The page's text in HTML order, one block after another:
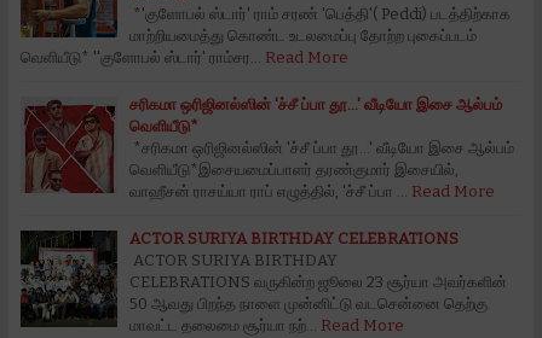
*'குளோபல் ஸ்டார்' ராம் சரண் 'பெத்தி'( Peddi) படத்திற்காக
மாற்றியமைத்து கொண்ட உடலமைப்பு தோற்ற புகைப்படம்
வெளியீடு* ''குளோபல் ஸ்டார்' ராம்சர…
Read More
சரிகமா ஒரிஜினல்ஸின் 'ச்சீ ப்பா தூ...' வீடியோ இசை ஆல்பம்
வெளியீடு*
*சரிகமா ஒரிஜினல்ஸின் 'ச்சீ ப்பா தூ...' வீடியோ இசை ஆல்பம்
வெளியீடு*இசையமைப்பாளர் தரண்குமார் இசையில்,
வாஹீசன் ராசய்யா ராப் எழுத்தில், 'ச்சீ ப்பா …
Read More
ACTOR SURIYA BIRTHDAY CELEBRATIONS
ACTOR SURIYA BIRTHDAY
CELEBRATIONS வருகின்ற ஜூலை 23 சூர்யா அவர்களின்
50 ஆவது பிறந்த நாளை முன்னிட்டு வடசென்னை தெற்கு
மாவட்ட தலைமை சூர்யா நற்…
Read More